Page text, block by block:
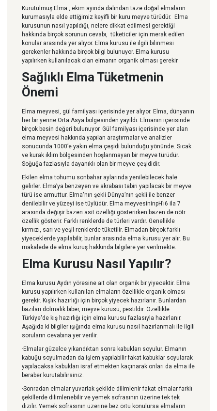
Kurutulmuş Elma , ekim ayında dalından taze doğal elmaların
kurumasıyla elde ettiğimiz keyifli bir kuru meyve türüdür. Elma
kurusunun nasıl yapıldığı, nelere dikkat edilmesi gerektiği
hakkında birçok sorunun cevabı, tüketiciler için merak edilen
konular arasında yer alıyor. Elma kurusu ile ilgili bilinmesi
gerekenler hakkında birçok bilgi bulunuyor. Elma kurusu
yapılırken kullanılacak olan elmanın organik olması gerekir.
Sağlıklı Elma Tüketmenin
Önemi
Elma meyvesi, gül familyası içerisinde yer alıyor. Elma, dünyanın
her bir yerine Orta Asya bölgesinden yayıldı. Elmanın içerisinde
birçok besin değeri bulunuyor. Gül familyası içerisinde yer alan
elma meyvesi hakkında yapılan araştırmalar ve analizler
sonucunda 1000’e yakın elma çeşidi bulunduğu yönünde. Sıcak
ve kurak iklim bölgesinden hoşlanmayan bir meyve türüdür.
Soğuğa fazlasıyla dayanıklı olan bir meyve çeşididir.
Ekilen elma tohumu sonbahar aylarında yenilebilecek hale
gelirler. Elma’ya benzeyen ve akrabası tabiri yapılacak bir meyve
türü ise armuttur. Elma'nın şekli Dünya’nın şekli ile benzer
denilebilir ve yüzeyi ise tüylüdür. Elma meyvesininpH’ı6 ila 7
arasında değişir bazen asit özelliği gösterirken bazen de nötr
özellik gösterir. Farklı renklerde de türleri vardır. Genellikle
kırmızı, sarı ve yeşil renklerde tüketilir. Elmadan birçok farklı
yiyeceklerde yapılabilir, bunlar arasında elma kurusu yer alır. Bu
makalede de elma kuruş hakkında bilgilere yer verilmekte.
Elma Kurusu Nasıl Yapılır?
Elma kurusu Aydın yöresine ait olan organik bir yiyecektir. Elma
kurusu yapılırken kullanılan elmaların özellikle organik olması
gerekir. Kışlık hazırlığı için birçok yiyecek hazırlanır. Bunlardan
bazıları dolmalık biber, meyve kurusu, pestildir. Özellikle
Türkiye'de kış hazırlığı için elma kurusu fazlasıyla hazırlanır.
Aşağıda ki bilgiler ışığında elma kurusu nasıl hazırlanmalı ile ilgili
soruların cevabına yer verilir.
·Elmalar güzelce yıkandıktan sonra kabukları soyulur. Elmanın
kabuğu soyulmadan da işlem yapılabilir fakat kabuklar soyularak
yapılacaksa kabukları israf etmekten kaçınarak onları da elma ile
beraber kurutabilirsiniz.
·Sonradan elmalar yuvarlak şekilde dilimlenir fakat elmalar farklı
şekillerde dilimlenebilir ve yemek sofrasının üzerine tek tek
dizilir. Yemek sofrasının üzerine bez örtü konulursa elmaların